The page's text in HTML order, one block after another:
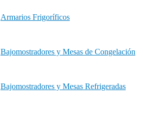
Armarios Frigoríficos
Bajomostradores y Mesas de Congelación
Bajomostradores y Mesas Refrigeradas